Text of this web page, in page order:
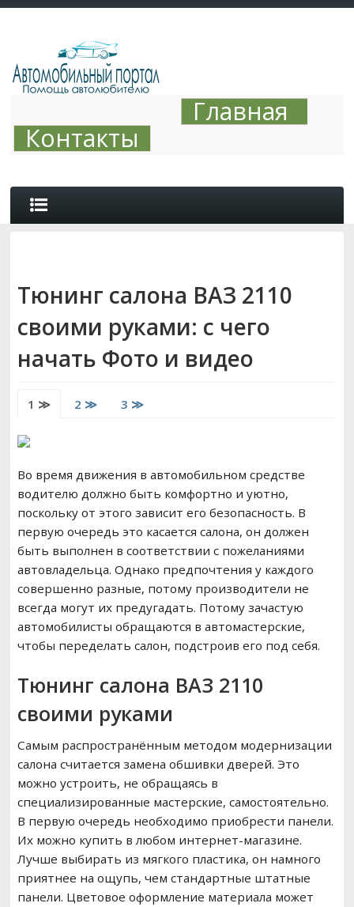
Главная
Контакты
Тюнинг салона ВАЗ 2110
своими руками: с чего
начать Фото и видео
1 ≫ 2 ≫ 3 ≫
Во время движения в автомобильном средстве
водителю должно быть комфортно и уютно,
поскольку от этого зависит его безопасность. В
первую очередь это касается салона, он должен
быть выполнен в соответствии с пожеланиями
автовладельца. Однако предпочтения у каждого
совершенно разные, потому производители не
всегда могут их предугадать. Потому зачастую
автомобилисты обращаются в автомастерские,
чтобы переделать салон, подстроив его под себя.
Тюнинг салона ВАЗ 2110
своими руками
Самым распространённым методом модернизации
салона считается замена обшивки дверей. Это
можно устроить, не обращаясь в
специализированные мастерские, самостоятельно.
В первую очередь необходимо приобрести панели.
Их можно купить в любом интернет-магазине.
Лучше выбирать из мягкого пластика, он намного
приятнее на ощупь, чем стандартные штатные
панели. Цветовое оформление материала может